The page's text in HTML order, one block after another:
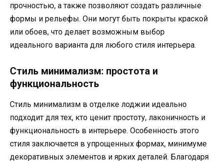
прочностью, а также позволяют создать различные
формы и рельефы. Они могут быть покрыты краской
или обоев, что делает возможным выбор
идеального варианта для любого стиля интерьера.
Стиль минимализм: простота и
функциональность
Стиль минимализм в отделке лоджии идеально
подходит для тех, кто ценит простоту, лаконичность и
функциональность в интерьере. Особенность этого
стиля заключается в упрощенных формах, минимуме
декоративных элементов и ярких деталей. Благодаря